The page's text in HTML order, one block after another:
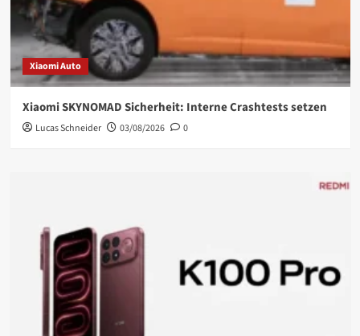
Xiaomi Auto
Xiaomi SKYNOMAD Sicherheit: Interne Crashtests setzen
Lucas Schneider 03/08/2026 0